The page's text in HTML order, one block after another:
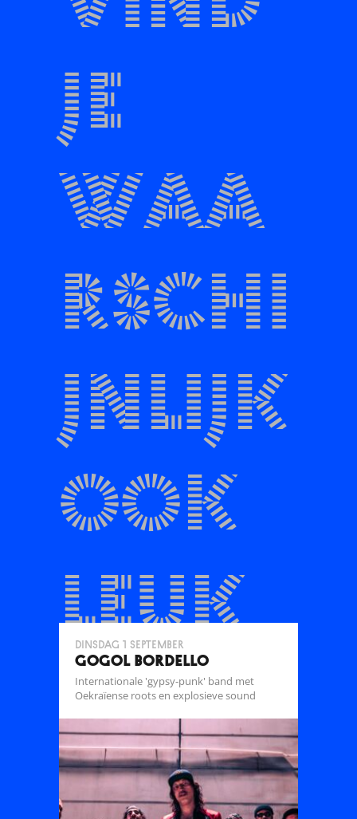
je
waa
rschi
jnlijk
ook
leuk
dinsdag 1 september
GOGOL BORDELLO
Internationale 'gypsy-punk' band met
Oekraïense roots en explosieve sound